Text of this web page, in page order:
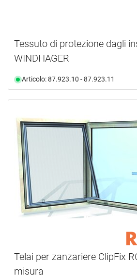
Tessuto di protezione dagli
WINDHAGER
Articolo: 87.923.10 - 87.923.11
Telai per zanzariere ClipFix
misura